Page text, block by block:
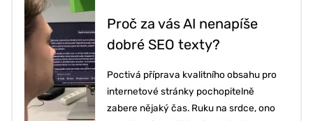
Proč za vás AI nenapíše
dobré SEO texty?
Poctivá příprava kvalitního obsahu pro
internetové stránky pochopitelně
zabere nějaký čas. Ruku na srdce, ono